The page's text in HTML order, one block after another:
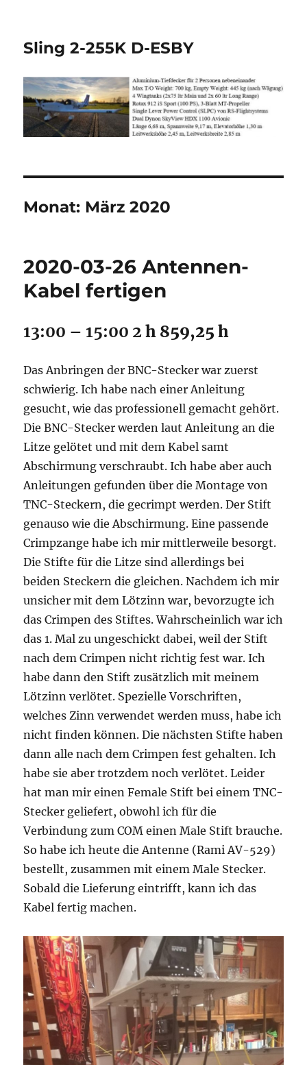
Sling 2-255K D-ESBY
Monat: März 2020
2020-03-26 Antennen-
Kabel fertigen
13:00 – 15:00 2h 859,25 h
Das Anbringen der BNC-Stecker war zuerst
schwierig. Ich habe nach einer Anleitung
gesucht, wie das professionell gemacht gehört.
Die BNC-Stecker werden laut Anleitung an die
Litze gelötet und mit dem Kabel samt
Abschirmung verschraubt. Ich habe aber auch
Anleitungen gefunden über die Montage von
TNC-Steckern, die gecrimpt werden. Der Stift
genauso wie die Abschirmung. Eine passende
Crimpzange habe ich mir mittlerweile besorgt.
Die Stifte für die Litze sind allerdings bei
beiden Steckern die gleichen. Nachdem ich mir
unsicher mit dem Lötzinn war, bevorzugte ich
das Crimpen des Stiftes. Wahrscheinlich war ich
das 1. Mal zu ungeschickt dabei, weil der Stift
nach dem Crimpen nicht richtig fest war. Ich
habe dann den Stift zusätzlich mit meinem
Lötzinn verlötet. Spezielle Vorschriften,
welches Zinn verwendet werden muss, habe ich
nicht finden können. Die nächsten Stifte haben
dann alle nach dem Crimpen fest gehalten. Ich
habe sie aber trotzdem noch verlötet. Leider
hat man mir einen Female Stift bei einem TNC-
Stecker geliefert, obwohl ich für die
Verbindung zum COM einen Male Stift brauche.
So habe ich heute die Antenne (Rami AV-529)
bestellt, zusammen mit einem Male Stecker.
Sobald die Lieferung eintrifft, kann ich das
Kabel fertig machen.